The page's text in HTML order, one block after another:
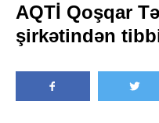
AQTİ Qoşqar
şirkətindən